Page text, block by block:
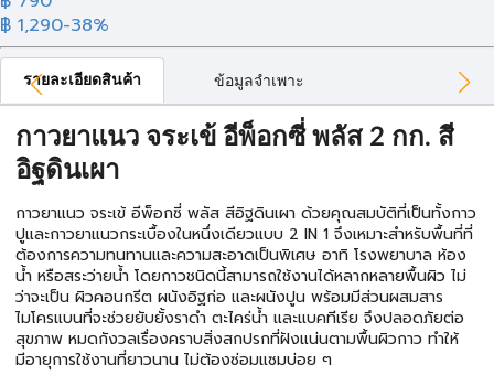
฿ 1,290-38%
รายละเอียดสินค้า ข้อมูลจำเพาะ
กาวยาแนว จระเข้ อีพ็อกซี่ พลัส 2 กก. สี
อิฐดินเผา
กาวยาแนว จระเข้ อีพ็อกซี่ พลัส สีอิฐดินเผา ด้วยคุณสมบัติที่เป็นทั้งกาว
ปูและกาวยาแนวกระเบื้องในหนึ่งเดียวแบบ 2 IN 1 จึงเหมาะสำหรับพื้นที่ที่
ต้องการความทนทานและความสะอาดเป็นพิเศษ อาทิ โรงพยาบาล ห้อง
นํ้า หรือสระว่ายนํ้า โดยกาวชนิดนี้สามารถใช้งานได้หลากหลายพื้นผิว ไม่
ว่าจะเป็น ผิวคอนกรีต ผนังอิฐก่อ และผนังปูน พร้อมมีส่วนผสมสาร
ไมโครแบนที่จะช่วยยับยั้งราดำ ตะไคร่น้ำ และแบคทีเรีย จึงปลอดภัยต่อ
สุขภาพ หมดกังวลเรื่องคราบสิ่งสกปรกที่ฝังแน่นตามพื้นผิวกาว ทำให้
มีอายุการใช้งานที่ยาวนาน ไม่ต้องซ่อมแซมบ่อย ๆ